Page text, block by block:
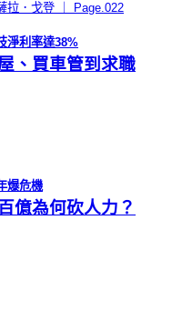
拉．戈登 ｜ Page.022
淨利率達38%
、買車管到求職
爆危機
億為何砍人力？